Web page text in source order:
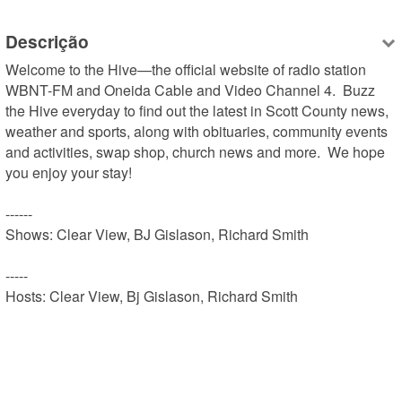
Descrição
Welcome to the Hive—the official website of radio station
WBNT-FM and Oneida Cable and Video Channel 4.  Buzz
the Hive everyday to find out the latest in Scott County news,
weather and sports, along with obituaries, community events
and activities, swap shop, church news and more.  We hope
you enjoy your stay!
------
Shows: Clear View, BJ Gislason, Richard Smith
-----
Hosts: Clear View, Bj Gislason, Richard Smith